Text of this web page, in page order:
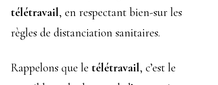
télétravail, en respectant bien-sur les
règles de distanciation sanitaires.
Rappelons que letélétravail, c’est le